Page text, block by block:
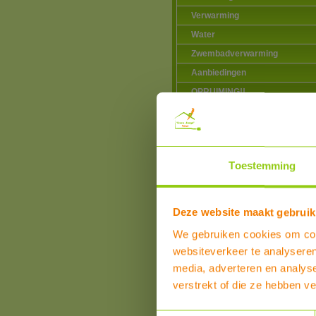
Toestemming
Deze website maakt
We gebruiken cookies om
websiteverkeer te
media, adverteren en
verstrekt of die ze hebben
Verwarming
Water
Zwembadverwarming
Aanbiedingen
OPRUIMING!!
Klanten over product
Dit product heeft reviews
SCHRIJF EEN REVIEW